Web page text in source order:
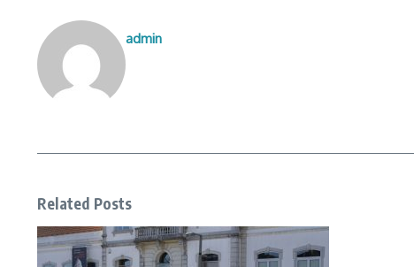
admin
Related Posts